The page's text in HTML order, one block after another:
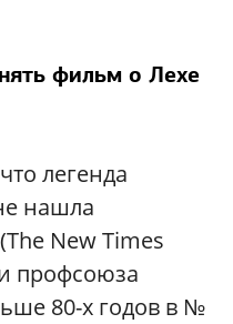
фильм о Лехе
легенда
нашла
New Times
профсоюза
80-х годов в №